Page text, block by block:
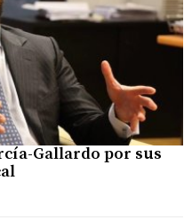
Gallardo por sus